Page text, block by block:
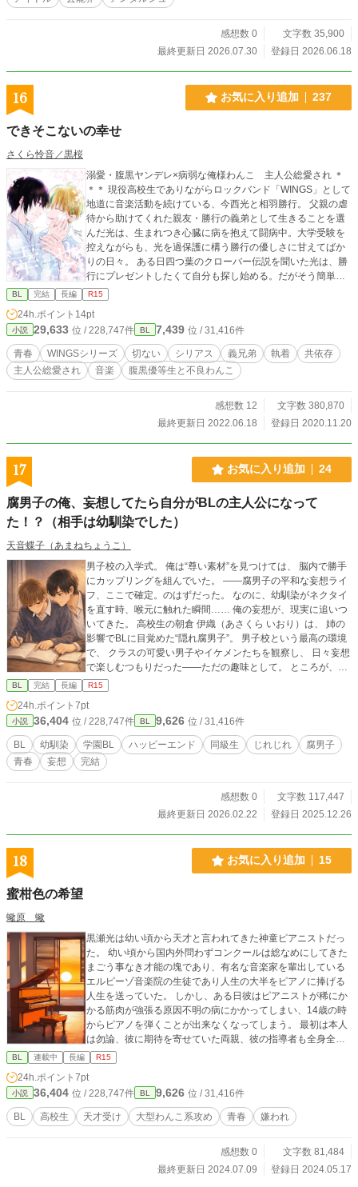
イドルに溺愛されて、恋もステージもプロデュースされる件
変更されています。 表紙はAIを使用したイラストです
感想数 0
文字数 35,900
最終更新日 2026.07.30
登録日 2026.06.18
16 お気に入り追加 237
できそこないの幸せ
さくら怜音／黒桜
溺愛・腹黒ヤンデレ×病弱な俺様わんこ 主人公総愛され ＊
＊＊ 現役高校生でありながらロックバンド「WINGS」として
地道に音楽活動を続けている、今西光と相羽勝行。 父親の虐
待から助けてくれた親友・勝行の義弟として生きることを選
んだ光は、生まれつき心臓に病を抱えて闘病中。大学受験を
控えながらも、光を過保護に構う勝行の優しさに甘えてばか
りの日々。 ある日四つ葉のクローバー伝説を聞いた光は、勝
行にプレゼントしたくて自分も探し始める。だがそう簡単に
は見つからず、病弱な身体は悲鳴をあげてしまう。 音楽活動
の相棒として、義兄弟として、互いの手を取り生涯寄り添う
ことを選んだ二人の純愛青春物語。 ★★★ WINGSシリーズ
本編第２部 ★★★ 高校3年生の物語を収録しています。 ▶
本編Ⅰ 背徳の堕天使 全2巻 （kindle電子書籍）の続編にな
ります。読めない方向けににあらすじをつけています。 冒頭
の人物紹介＆あらすじページには内容のネタバレも含まれま
時系列の話です 視点や展開が多少異なります。単品でも楽し
めますが、できれば両方ご覧いただけると嬉しいです ※主人
BL 完結 長編 R15
24h.ポイント 14pt
小説 29,633 位 / 228,747件 BL 7,439 位 / 31,416件
青春 WINGSシリーズ 切ない シリアス 義兄弟 執着
共依存
主人公総愛され
音楽 腹黒優等生と不良わんこ
感想数 12
文字数 380,870
最終更新日 2022.06.18
登録日 2020.11.20
17 お気に入り追加 24
腐男子の俺、妄想してたら自分がBLの主人公になって
た！？（相手は幼馴染でした）
天音蝶子（あまねちょうこ）
男子校の入学式。 俺は“尊い素材”を見つけては、 脳内で勝手
にカップリングを組んでいた。 ――腐男子の平和な妄想ライ
フ、ここで確定。のはずだった。 なのに、幼馴染がネクタイ
を直す時、喉元に触れた瞬間…… 俺の妄想が、現実に追いつ
いてきた。 高校生の朝倉 伊織（あさくら いおり）は、 姉の
影響でBLに目覚めた“隠れ腐男子”。 男子校という最高の環境
で、 クラスの可愛い男子やイケメンたちを観察し、 日々妄想
で楽しむつもりだった――ただの趣味として。 ところが、小
学校からずっと一緒の 幼馴染・相沢 朔（あいざわ さく）
が、 最近やたらと優しい。 妄想の中では何でもできるのに、
現実の朔には心臓が追いつかない。 そして伊織は気づいてし
まう。 ――俺、いつの間にか“BLの主人公”側になってない？
相手が幼馴染だなんて、聞いてない。
BL 完結 長編 R15
24h.ポイント 7pt
小説 36,404 位 / 228,747件 BL 9,626 位 / 31,416件
BL 幼馴染 学園BL ハッピーエンド 同級生 じれじれ
腐男子
青春
妄想 完結
感想数 0
文字数 117,447
最終更新日 2026.02.22
登録日 2025.12.26
18 お気に入り追加 15
蜜柑色の希望
蠍原 蠍
黒瀬光は幼い頃から天才と言われてきた神童ピアニストだっ
た。 幼い頃から国内外問わずコンクールは総なめにしてきた
まごう事なき才能の塊であり、有名な音楽家を輩出している
エルピーゾ音楽院の生徒であり人生の大半をピアノに捧げる
人生を送っていた。 しかし、ある日彼はピアニストが稀にか
かる筋肉が強張る原因不明の病にかかってしまい、14歳の時
からピアノを弾くことが出来なくなってしまう。 最初は本人
は勿論、彼に期待を寄せていた両親、彼の指導者も全身全霊
を尽くしてサポートしていたのだが酷くなる病状に両親の期
待は彼の妹に移り、指導者からも少しずつ距離を置かれ始
め、それでも必死にリハビリをしていた光だったが、精神的
に追い詰められてしまう。そして、ある日を境に両親は光に
祖父や祖母のいる日本で暮らすように言いつけ精神的にもギ
リギリだった光は拒否することができず、幼い頃に離れた日
事になる。 そんな中で出会う蜜柑色の髪色を持つ、バスケの
才能が光っている、昔見たアニメの主人公のような普通と輝
BL 連載中 長編 R15
24h.ポイント 7pt
小説 36,404 位 / 228,747件 BL 9,626 位 / 31,416件
BL 高校生 天才受け 大型わんこ系攻め 青春 嫌われ
感想数 0
文字数 81,484
最終更新日 2024.07.09
登録日 2024.05.17